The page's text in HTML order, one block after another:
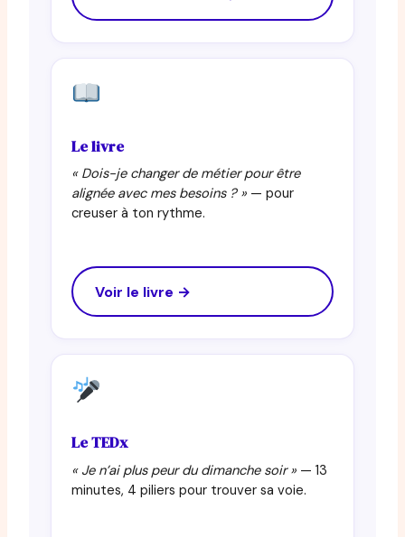
Le livre
« Dois-je changer de métier pour être
alignée avec mes besoins ? » — pour
creuser à ton rythme.
Voir le livre →
Le TEDx
« Je n’ai plus peur du dimanche soir » — 13
minutes, 4 piliers pour trouver sa voie.